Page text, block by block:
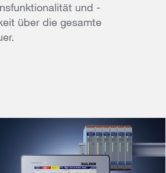
und -
über die gesamte